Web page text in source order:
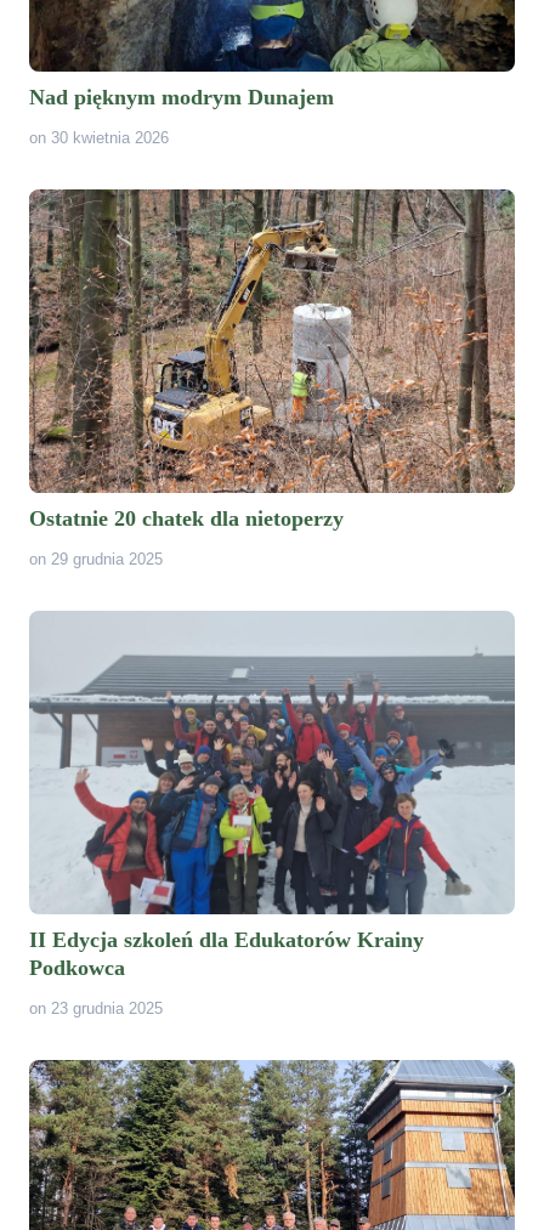
Nad pięknym modrym Dunajem
on 30 kwietnia 2026
Ostatnie 20 chatek dla nietoperzy
on 29 grudnia 2025
II Edycja szkoleń dla Edukatorów Krainy
Podkowca
on 23 grudnia 2025